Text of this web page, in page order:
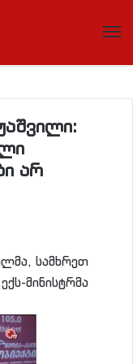
არ
სამხრეთ
მინისტრმა